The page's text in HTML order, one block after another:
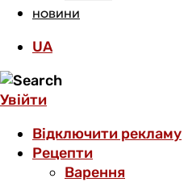
НОВИНИ
UA
Увійти
Відключити рекламу
Рецепти
Варення